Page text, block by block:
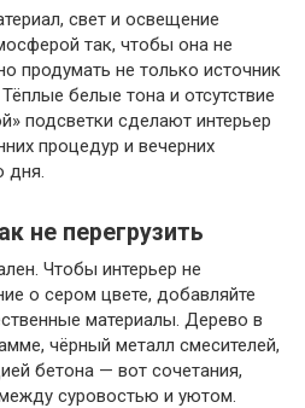
свет и освещение
так, чтобы она не
продумать не только источник
белые тона и отсутствие
подсветки сделают интерьер
процедур и вечерних
дня.
не перегрузить
Чтобы интерьер не
о сером цвете, добавляйте
материалы. Дерево в
чёрный металл смесителей,
бетона — вот сочетания,
суровостью и уютом.